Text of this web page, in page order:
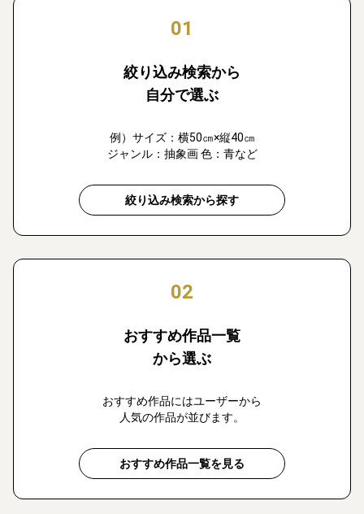
01
絞り込み検索から
自分で選ぶ
例）サイズ：横50㎝×縦40㎝
ジャンル：抽象画 色：青など
絞り込み検索から探す
02
おすすめ作品一覧
から選ぶ
おすすめ作品にはユーザーから
人気の作品が並びます。
おすすめ作品一覧を見る